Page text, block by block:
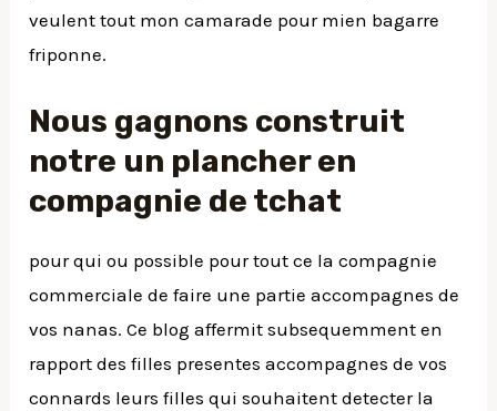
veulent tout mon camarade pour mien bagarre
friponne.
Nous gagnons construit
notre un plancher en
compagnie de tchat
pour qui ou possible pour tout ce la compagnie
commerciale de faire une partie accompagnes de
vos nanas. Ce blog affermit subsequemment en
rapport des filles presentes accompagnes de vos
connards leurs filles qui souhaitent detecter la